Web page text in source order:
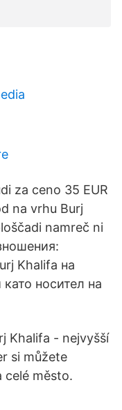
za ceno 35 EUR
na vrhu Burj
namreč ni
Khalifa на
носител на
Khalifa - nejvyšší
si můžete
město.